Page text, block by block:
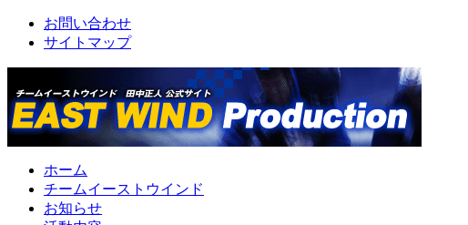
お問い合わせ
サイトマップ
ホーム
チームイーストウインド
お知らせ